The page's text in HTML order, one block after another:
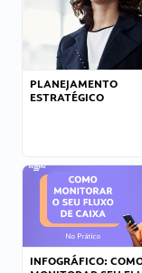
PLANEJAMENTO
ESTRATÉGICO
INFOGRÁFICO: